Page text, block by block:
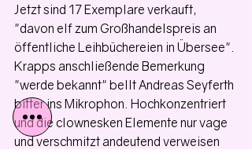
Jetzt sind 17 Exemplare verkauft,
"davon elf zum Großhandelspreis an
öffentliche Leihbüchereien in Übersee".
Krapps anschließende Bemerkung
"werde bekannt" bellt Andreas Seyferth
bitter ins Mikrophon. Hochkonzentriert
und die clownesken Elemente nur vage
und verschmitzt andeutend verweisen